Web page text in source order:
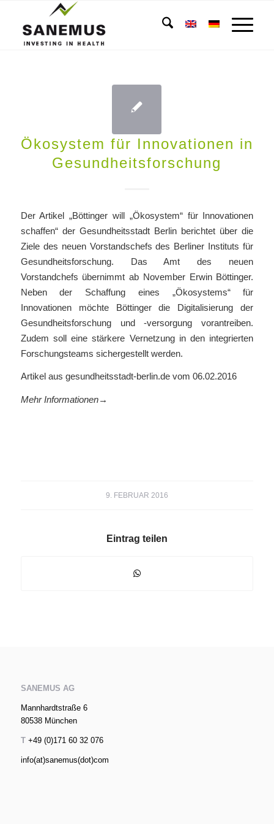
Ökosystem für Innovationen in
Gesundheitsforschung
Der Artikel „Böttinger will „Ökosystem“ für Innovationen
schaffen“ der Gesundheitsstadt Berlin berichtet über die
Ziele des neuen Vorstandschefs des Berliner Instituts für
Gesundheitsforschung. Das Amt des neuen
Vorstandchefs übernimmt ab November Erwin Böttinger.
Neben der Schaffung eines „Ökosystems“ für
Innovationen möchte Böttinger die Digitalisierung der
Gesundheitsforschung und -versorgung vorantreiben.
Zudem soll eine stärkere Vernetzung in den integrierten
Forschungsteams sichergestellt werden.
Artikel aus gesundheitsstadt-berlin.de vom 06.02.2016
Mehr Informationen→
9. FEBRUAR 2016
Eintrag teilen
SANEMUS AG
Mannhardtstraße 6
80538 München
T+49 (0)171 60 32 076
info(at)sanemus(dot)com